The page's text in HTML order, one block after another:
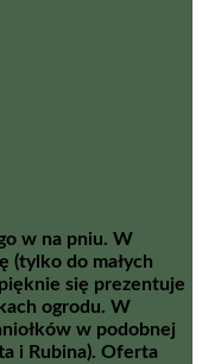
w na pniu. W
(tylko do małych
się prezentuje
ogrodu. W
w podobnej
i Rubina). Oferta